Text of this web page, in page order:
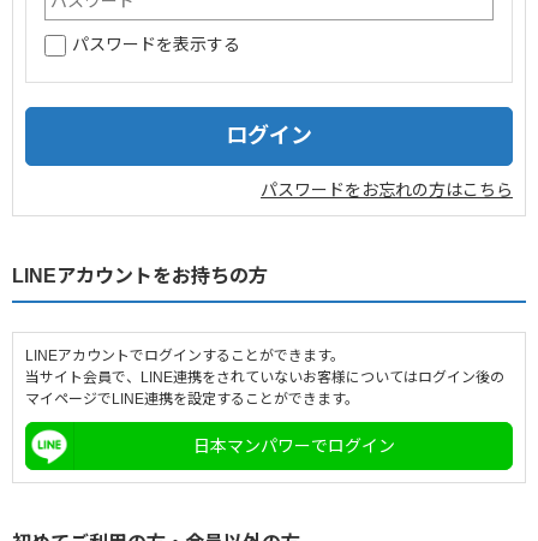
法人のお客様
企業情報
採用情報
パスワードを表示する
パスワードをお忘れの方はこちら
LINEアカウントをお持ちの方
LINEアカウントでログインすることができます。
当サイト会員で、LINE連携をされていないお客様についてはログイン後の
マイページでLINE連携を設定することができます。
日本マンパワーでログイン